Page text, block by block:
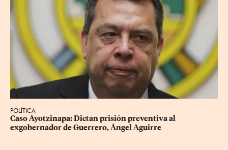
POLÍTICA
Caso Ayotzinapa: Dictan prisión preventiva al
exgobernador de Guerrero, Ángel Aguirre